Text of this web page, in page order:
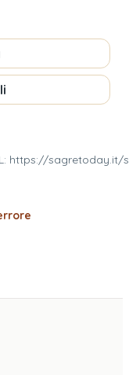
https://